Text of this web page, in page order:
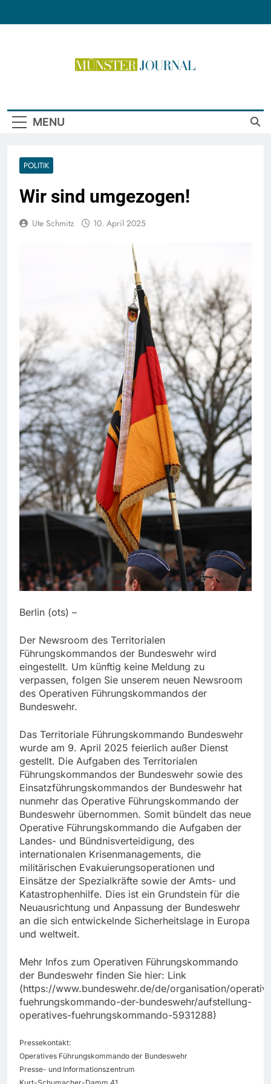
MENU
POLITIK
Wir sind umgezogen!
Ute Schmitz 10. April 2025
Berlin (ots) –
Der Newsroom des Territorialen
Führungskommandos der Bundeswehr wird
eingestellt. Um künftig keine Meldung zu
verpassen, folgen Sie unserem neuen Newsroom
des Operativen Führungskommandos der
Bundeswehr.
Das Territoriale Führungskommando Bundeswehr
wurde am 9. April 2025 feierlich außer Dienst
gestellt. Die Aufgaben des Territorialen
Führungskommandos der Bundeswehr sowie des
Einsatzführungskommandos der Bundeswehr hat
nunmehr das Operative Führungskommando der
Bundeswehr übernommen. Somit bündelt das neue
Operative Führungskommando die Aufgaben der
Landes- und Bündnisverteidigung, des
internationalen Krisenmanagements, die
militärischen Evakuierungsoperationen und
Einsätze der Spezialkräfte sowie der Amts- und
Katastrophenhilfe. Dies ist ein Grundstein für die
Neuausrichtung und Anpassung der Bundeswehr
an die sich entwickelnde Sicherheitslage in Europa
und weltweit.
Mehr Infos zum Operativen Führungskommando
der Bundeswehr finden Sie hier: Link
(https://www.bundeswehr.de/de/organisation/
fuehrungskommando-der-bundeswehr/aufstellung-
operatives-fuehrungskommando-5931288)
Pressekontakt:
Operatives Führungskommando der Bundeswehr
Presse- und Informationszentrum